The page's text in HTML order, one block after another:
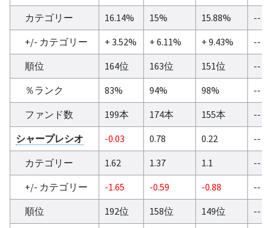
カテゴリー
16.14% 15% 15.88%
--
+/- カテゴリー
+ 3.52% + 6.11% + 9.43%
--
順位
164位 163位 151位
--
％ランク
83% 94% 98%
--
ファンド数
199本 174本 155本
--
シャープレシオ
-0.03 0.78 0.22
--
カテゴリー
1.62 1.37 1.1
--
+/- カテゴリー
-1.65 -0.59 -0.88
--
順位
192位 158位 149位
--